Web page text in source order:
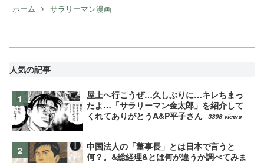
ホーム サラリーマン漫画
人気の記事
屋上へ行こうぜ…久しぶりに…キレちまっ
たよ…「サラリーマン金太郎」を紹介して
くれてありがとうA&P平子さん 3398 views
中国法人の「董事長」とは日本で言うと
何？。&総経理&とは何が違うか調べてみま